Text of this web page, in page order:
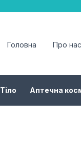
Головна Про нас
Тіло Аптечна